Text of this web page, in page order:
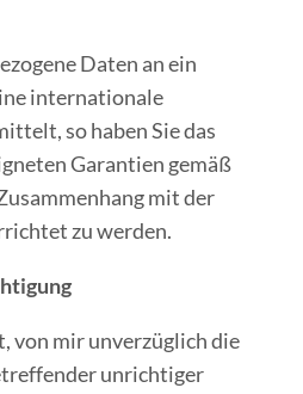
Daten an ein
internationale
so haben Sie das
Garantien gemäß
mit der
zu werden.
von mir unverzüglich die
unrichtiger